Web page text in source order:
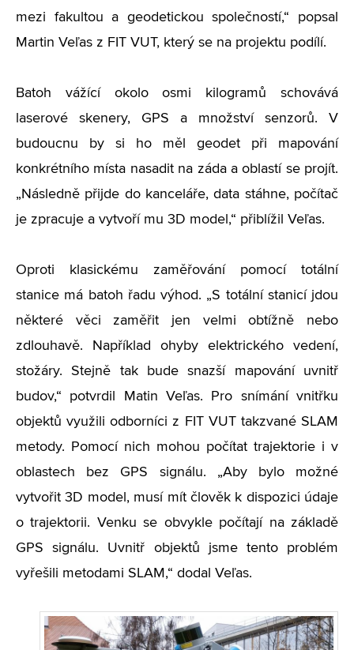
mezi fakultou a geodetickou společností,“ popsal
Martin Veľas z FIT VUT, který se na projektu podílí.
Batoh vážící okolo osmi kilogramů schovává
laserové skenery, GPS a množství senzorů. V
budoucnu by si ho měl geodet při mapování
konkrétního místa nasadit na záda a oblastí se projít.
„Následně přijde do kanceláře, data stáhne, počítač
je zpracuje a vytvoří mu 3D model,“ přiblížil Veľas.
Oproti klasickému zaměřování pomocí totální
stanice má batoh řadu výhod. „S totální stanicí jdou
některé věci zaměřit jen velmi obtížně nebo
zdlouhavě. Například ohyby elektrického vedení,
stožáry. Stejně tak bude snazší mapování uvnitř
budov,“ potvrdil Matin Veľas. Pro snímání vnitřku
objektů využili odborníci z FIT VUT takzvané SLAM
metody. Pomocí nich mohou počítat trajektorie i v
oblastech bez GPS signálu. „Aby bylo možné
vytvořit 3D model, musí mít člověk k dispozici údaje
o trajektorii. Venku se obvykle počítají na základě
GPS signálu. Uvnitř objektů jsme tento problém
vyřešili metodami SLAM,“ dodal Veľas.